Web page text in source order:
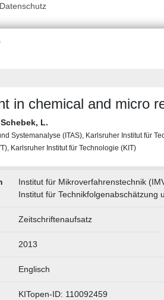
Datenschutz
in chemical and micro
Schebek, L.
Systemanalyse (ITAS), Karlsruher Institut für
Karlsruher Institut für Technologie (KIT)
Institut für Mikroverfahrenstechnik
Institut für Technikfolgenabschätzung
Zeitschriftenaufsatz
2013
Englisch
KITopen-ID: 110092459